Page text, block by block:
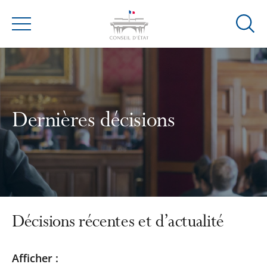
Menu
Ouvrir
Dernières décisions
Décisions récentes et d’actualité
Passer
Passer
Afficher :